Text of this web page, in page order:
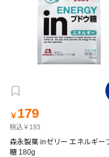
￥ 179
税込￥193
森永製菓 inゼリー エネルギー
糖 180g